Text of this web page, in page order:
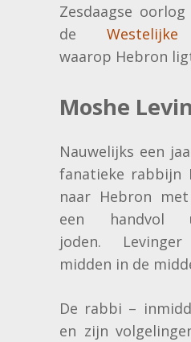
Zesdaagse
de
waarop Hebron
Moshe
Nauwelijks een
fanatieke rabbijn
naar Hebron
een handvol
joden.
midden in de
De rabbi –
en zijn